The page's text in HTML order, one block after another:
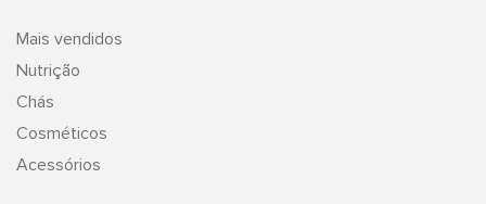
Mais vendidos
Nutrição
Chás
Cosméticos
Acessórios